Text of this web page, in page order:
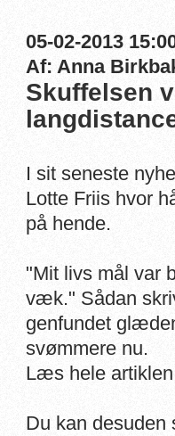
05-02-2013
Af: Anna
Skuffelsen
I sit seneste
Lotte Friis hvor
på hende.
"Mit livs mål var
væk." Sådan
genfundet
svømmere nu.
Læs hele
Du kan